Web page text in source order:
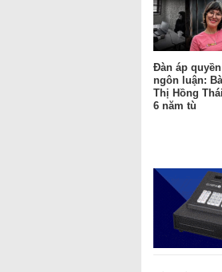
Đàn áp
ngôn luận:
Thị Hồng
6 năm tù